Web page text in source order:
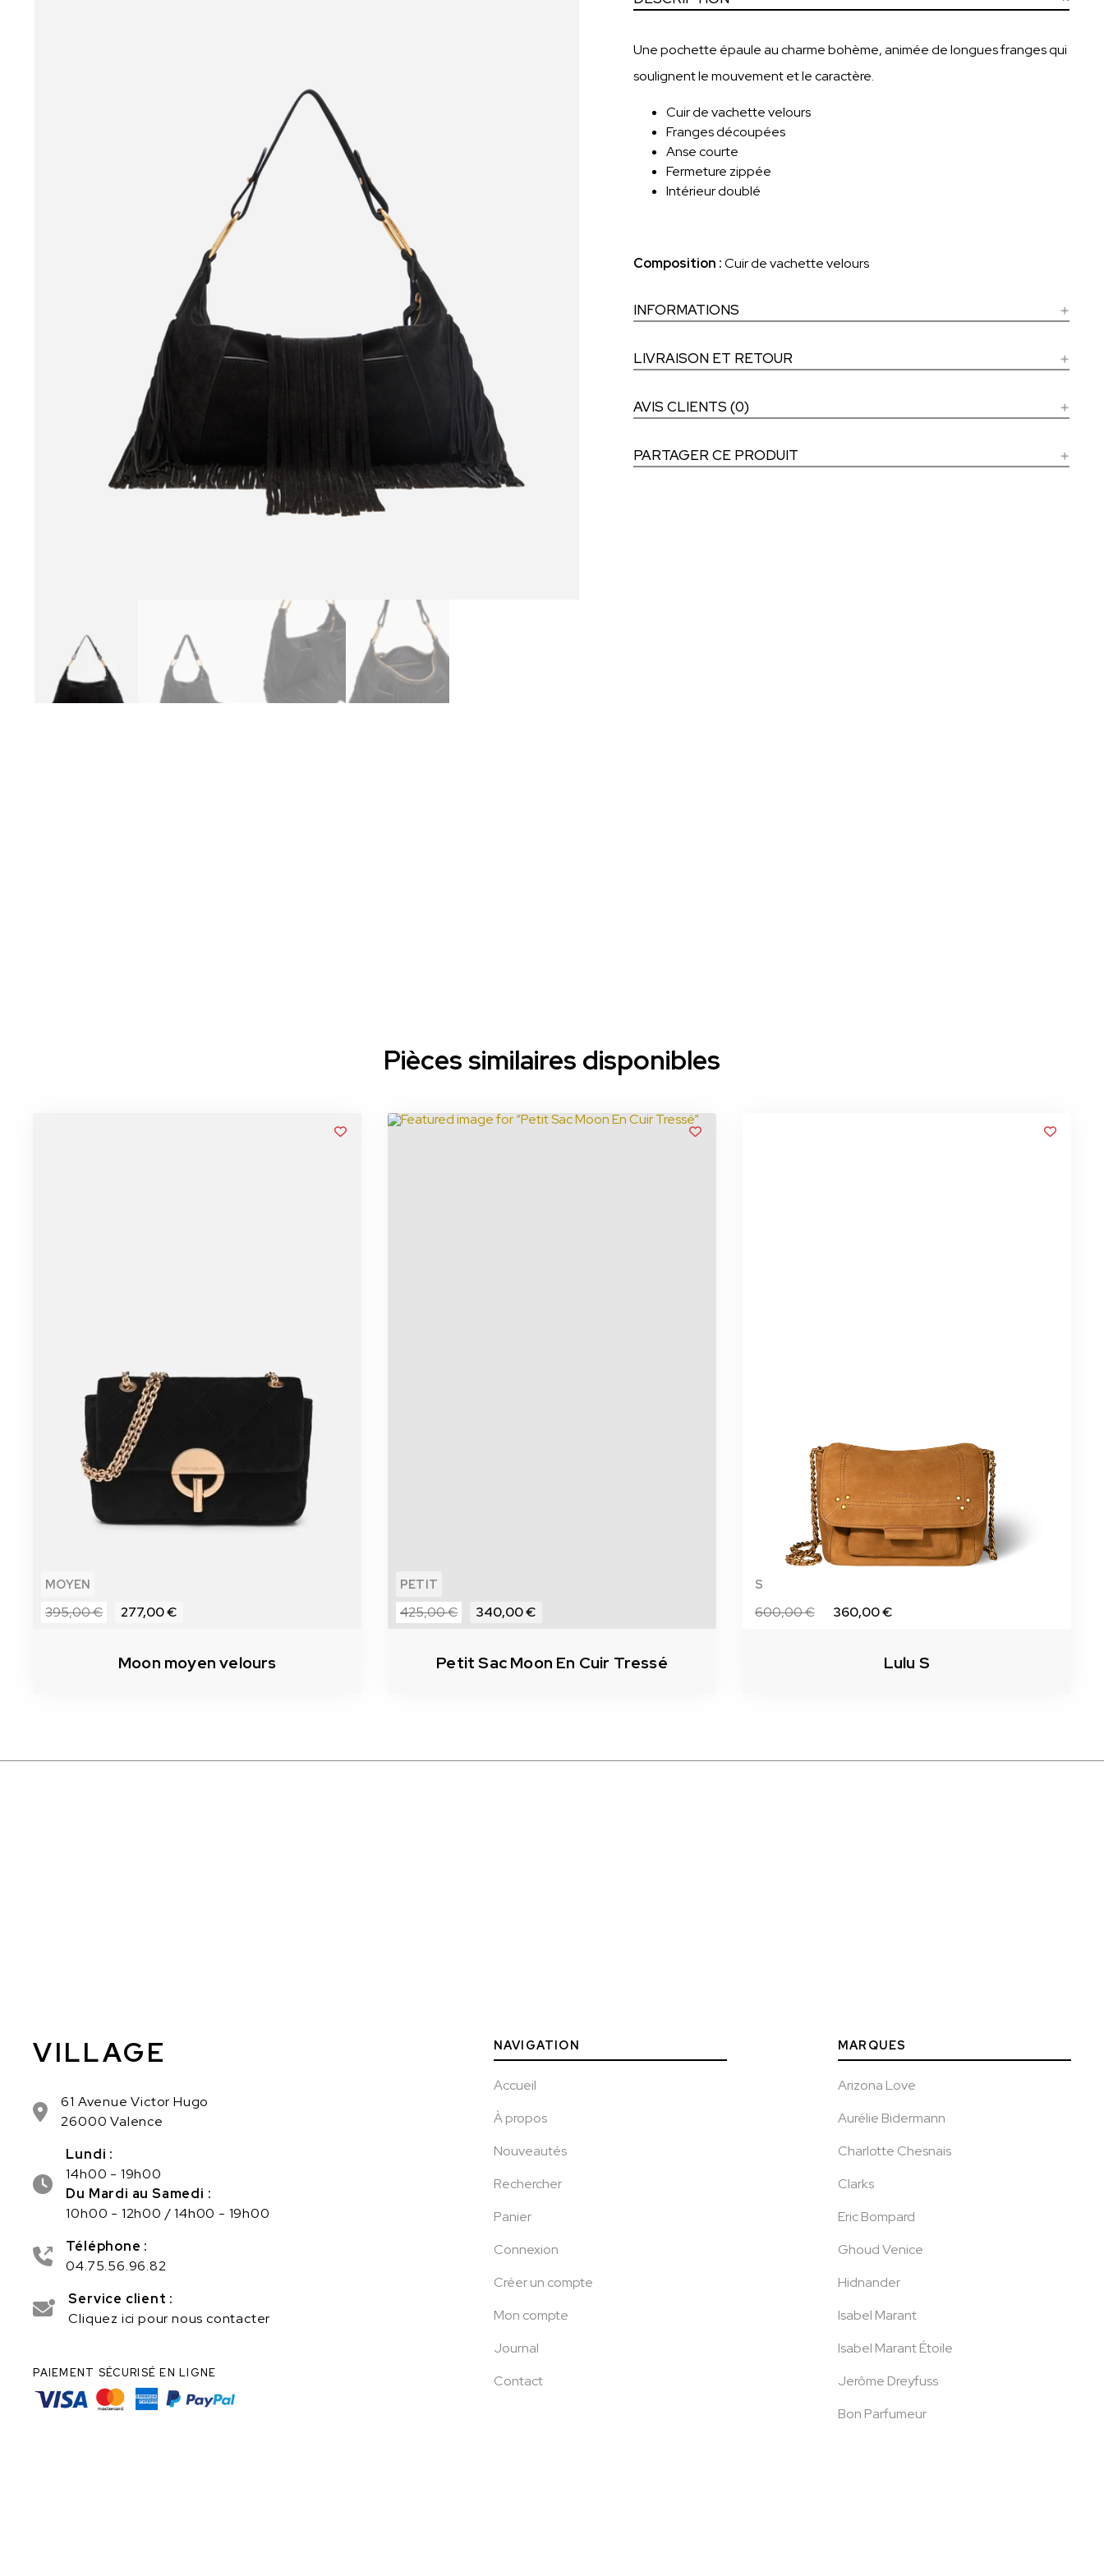
Une pochette épaule au charme bohème, animée de longues franges qui
soulignent le mouvement et le caractère.
Cuir de vachette velours
Franges découpées
Anse courte
Fermeture zippée
Intérieur doublé
Composition :Cuir de vachette velours
INFORMATIONS
LIVRAISON ET RETOUR
AVIS CLIENTS (0)
PARTAGER CE PRODUIT
Pièces similaires disponibles
MOYEN
395,00 € 277,00 €
Moon moyen velours
PETIT
425,00 € 340,00 €
Petit Sac Moon En Cuir Tressé
S
600,00 € 360,00 €
Lulu S
VILLAGE
61 Avenue Victor Hugo
26000 Valence
Lundi :
14h00 - 19h00
Du Mardi au Samedi :
10h00 - 12h00 / 14h00 - 19h00
Téléphone :
04.75.56.96.82
Service client :
Cliquez ici pour nous contacter
PAIEMENT SÉCURISÉ EN LIGNE
NAVIGATION
Accueil
À propos
Nouveautés
Rechercher
Panier
Connexion
Créer un compte
Mon compte
Journal
Contact
MARQUES
Arizona Love
Aurélie Bidermann
Charlotte Chesnais
Clarks
Eric Bompard
Ghoud Venice
Hidnander
Isabel Marant
Isabel Marant Étoile
Jerôme Dreyfuss
Bon Parfumeur